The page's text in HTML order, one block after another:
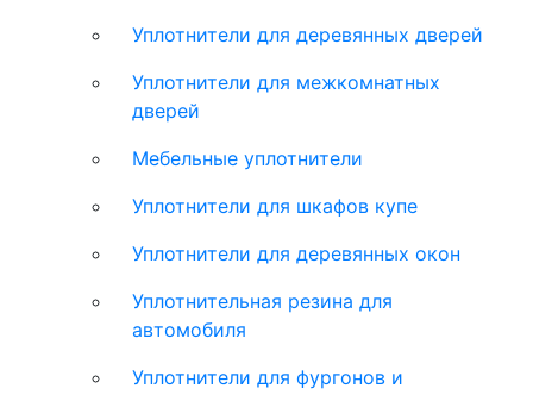
Уплотнители для деревянных дверей
Уплотнители для межкомнатных
дверей
Мебельные уплотнители
Уплотнители для шкафов купе
Уплотнители для деревянных окон
Уплотнительная резина для
автомобиля
Уплотнители для фургонов и